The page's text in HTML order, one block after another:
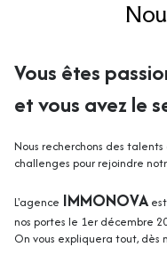
Vous êtes
et vous avez le
Nous recherchons des
challenges pour rejoindre
L'agence IMMONOVA
nos portes le 1er décembre
On vous expliquera tout,